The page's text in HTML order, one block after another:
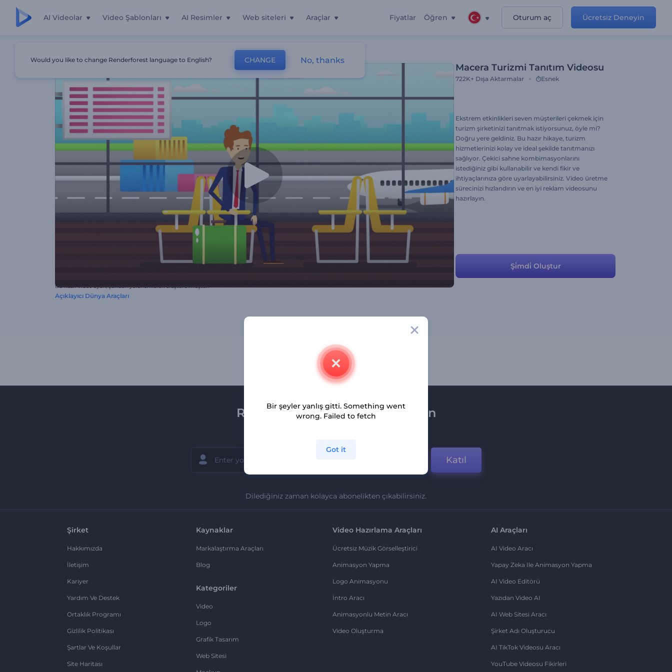
AI Videolar Video Şablonları AI Resimler Web siteleri Araçlar Fiyatlar Öğren Oturum aç Ücretsiz Deneyin
Macera Turizmi Tanıtım Videosu
722K+ Dışa Aktarmalar Esnek
Ekstrem etkinlikleri seven müşterileri çekmek için
turizm şirketinizi tanıtmak istiyorsunuz, öyle mi?
Doğru yere geldiniz. Bu hazır hikaye, turizm
hizmetlerinizi kolay ve ideal şekilde tanıtmanızı
sağlıyor. Çekici sahne kombimasyonlarını
istediğiniz gibi kullanabilir ve kendi fikir ve
ihtiyaçlarınıza göre uyarlayabilirsiniz. Video üretme
sürecinizi hızlandırın ve en iyi reklam videosunu
hazırlayın.
Şi̇mdi̇ Oluştur
Bu hazır video ayarı, şundan yararlanılarak oluşturulmuştur:
Açıklayıcı Dünya Araçları
Renderforest bültenine üye olun
Katıl
Dilediğiniz zaman kolayca abonelikten çıkabilirsiniz.
Şirket
Hakkımızda
İletişim
Kariyer
Yardım Ve Destek
Ortaklık Programı
Gizlilik Politikası
Şartlar Ve Koşullar
Site Haritası
Kaynaklar
Markalaştırma Araçları
Blog
Kategoriler
Video
Logo
Grafik Tasarım
Web Sitesi
Video Hazırlama Araçları
Ücretsiz Müzik Görselleştirici
Animasyon Yapma
Logo Animasyonu
İntro Aracı
Animasyonlu Metin Aracı
Video Oluşturma
AI Araçları
AI Video Aracı
Yapay Zeka Ile Animasyon Yapma
AI Video Editörü
Yazıdan Video AI
AI Web Sitesi Aracı
Şirket Adı Oluşturucu
AI TikTok Videosu Aracı
YouTube Videosu Fikirleri
Would you like to change Renderforest language to English? CHANGE No, thanks
Bir şeyler yanlış gitti. Something went
wrong. Failed to fetch
Got it